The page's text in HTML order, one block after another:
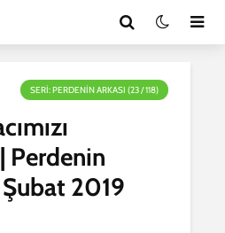
SERI: PERDENIN ARKASI (23 / 118)
Perdenin
2019